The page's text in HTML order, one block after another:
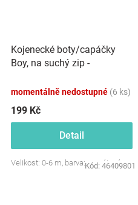
Kojenecké boty/capáčky
Boy, na suchý zip -
momentálně nedostupné (6 ks)
199 Kč
Detail
Velikost: 0-6 m, barva: granátová
Kód: 46409801